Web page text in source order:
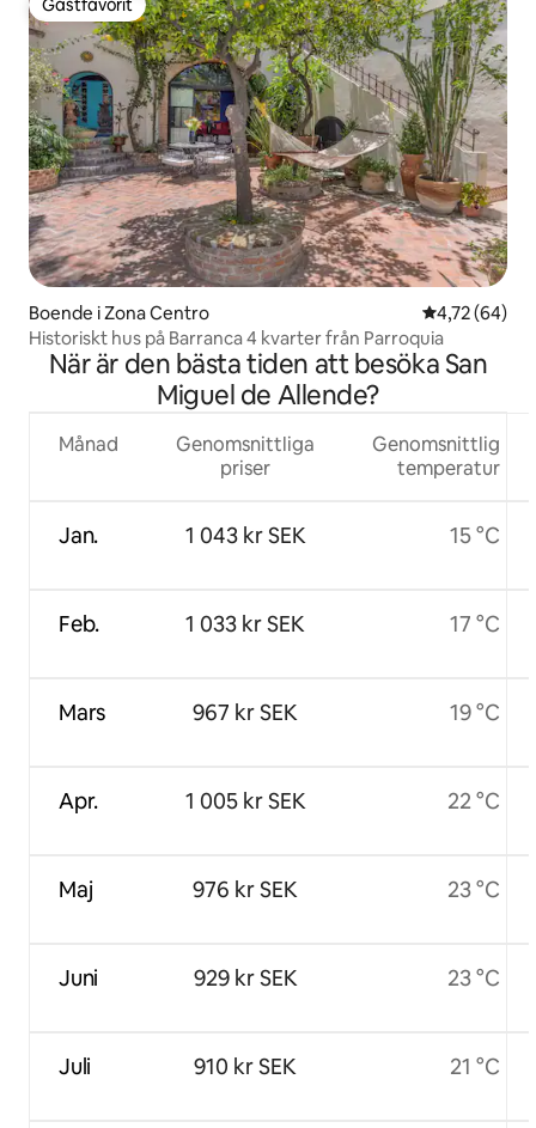
Gästfavorit
Gästfavorit
Boende i Zona Centro 4,72 av 5 i
4,72 (64)
Historiskt hus på Barranca 4 kvarter från Parroquia
När är den bästa tiden att besöka San
Miguel de Allende?
Månad
Jan.
Feb.
Mars
Apr.
Maj
Juni
Juli
Genomsnittliga
priser
1 043 kr SEK
1 033 kr SEK
967 kr SEK
1 005 kr SEK
976 kr SEK
929 kr SEK
910 kr SEK
Genomsnittlig
temperatur
15 °C
17 °C
19 °C
22 °C
23 °C
23 °C
21 °C